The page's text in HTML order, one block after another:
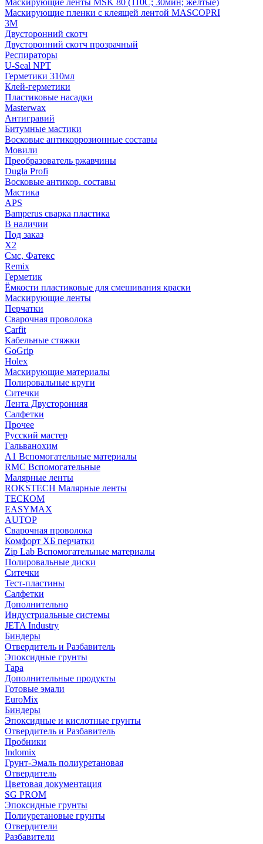
Маскирующие ленты MSK 80 (110С; 30мин; желтые)
Маскирующие пленки с клеящей лентой MASCOPRI
3M
Двусторонний скотч
Двусторонний скотч прозрачный
Респираторы
U-Seal NPT
Герметики 310мл
Клей-герметики
Пластиковые насадки
Masterwax
Антигравий
Битумные мастики
Восковые антикоррозионные составы
Мовили
Преобразователь ржавчины
Dugla Profi
Восковые антикор. составы
Мастика
APS
Bamperus сварка пластика
В наличии
Под заказ
X2
Смс, Фатекс
Remix
Герметик
Ёмкости пластиковые для смешивания краски
Маскирующие ленты
Перчатки
Сварочная проволока
Carfit
Кабельные стяжки
GoGrip
Holex
Маскирующие материалы
Полировальные круги
Ситечки
Лента Двусторонняя
Салфетки
Прочее
Русский мастер
Гальванохим
А1 Вспомогательные материалы
RMC Вспомогательные
Малярные ленты
ROKSTECH Малярные ленты
ТЕСКОМ
EASYMAX
AUTOP
Сварочная проволока
Комфорт ХБ перчатки
Zip Lab Вспомогательные материалы
Полировальные диски
Ситечки
Тест-пластины
Салфетки
Дополнительно
Индустриальные системы
JETA Industry
Биндеры
Отвердитель и Разбавитель
Эпоксидные грунты
Тара
Дополнительные продукты
Готовые эмали
EuroMix
Биндеры
Эпоксидные и кислотные грунты
Отвердитель и Разбавитель
Пробники
Indomix
Грунт-Эмаль полиуретановая
Отвердитель
Цветовая документация
SG PROM
Эпоксидные грунты
Полиуретановые грунты
Отвердители
Разбавители